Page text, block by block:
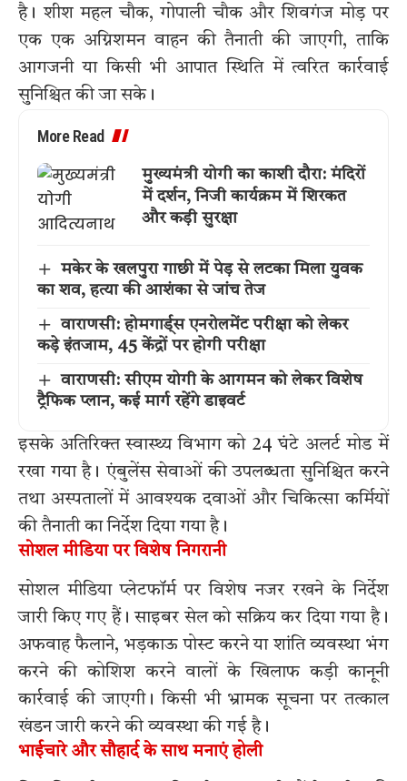
है। शीश महल चौक, गोपाली चौक और शिवगंज मोड़ पर
एक एक अग्निशमन वाहन की तैनाती की जाएगी, ताकि
आगजनी या किसी भी आपात स्थिति में त्वरित कार्रवाई
सुनिश्चित की जा सके।
More Read
मुख्यमंत्री योगी का काशी दौरा: मंदिरों
में दर्शन, निजी कार्यक्रम में शिरकत
और कड़ी सुरक्षा
मकेर के खलपुरा गाछी में पेड़ से लटका मिला युवक
का शव, हत्या की आशंका से जांच तेज
वाराणसी: होमगार्ड्स एनरोलमेंट परीक्षा को लेकर
कड़े इंतजाम, 45 केंद्रों पर होगी परीक्षा
वाराणसी: सीएम योगी के आगमन को लेकर विशेष
ट्रैफिक प्लान, कई मार्ग रहेंगे डाइवर्ट
इसके अतिरिक्त स्वास्थ्य विभाग को 24 घंटे अलर्ट मोड में
रखा गया है। एंबुलेंस सेवाओं की उपलब्धता सुनिश्चित करने
तथा अस्पतालों में आवश्यक दवाओं और चिकित्सा कर्मियों
की तैनाती का निर्देश दिया गया है।
सोशल मीडिया पर विशेष निगरानी
सोशल मीडिया प्लेटफॉर्म पर विशेष नजर रखने के निर्देश
जारी किए गए हैं। साइबर सेल को सक्रिय कर दिया गया है।
अफवाह फैलाने, भड़काऊ पोस्ट करने या शांति व्यवस्था भंग
करने की कोशिश करने वालों के खिलाफ कड़ी कानूनी
कार्रवाई की जाएगी। किसी भी भ्रामक सूचना पर तत्काल
खंडन जारी करने की व्यवस्था की गई है।
भाईचारे और सौहार्द के साथ मनाएं होली